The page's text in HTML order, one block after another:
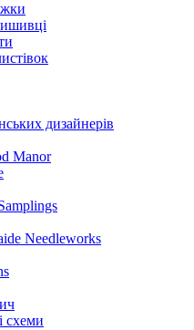
дизайнерів
Manor
Needleworks
схеми